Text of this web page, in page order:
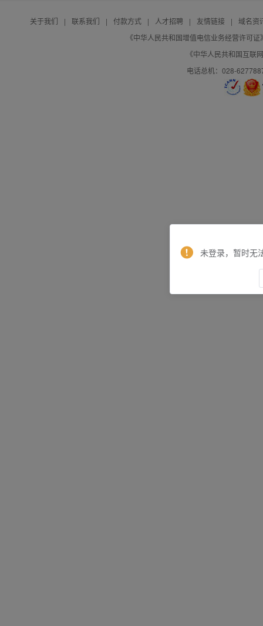
关于我们 | 联系我们 | 付款方式 | 人才招聘 | 友情链接 |
域名资
《中华人民共和国增值电信业务经营许可
《中华人民共和国互联
电话总机：028-
未登录，暂时无